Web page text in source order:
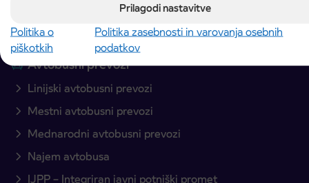
Prilagodi nastavitve
Politika o
piškotkih
Politika zasebnosti in varovanja osebnih
podatkov
Načrtujte pot
Avtobusni prevozi
Linijski avtobusni prevozi
Mestni avtobusni prevozi
Mednarodni avtobusni prevozi
Najem avtobusa
IJPP – Integriran javni potniški promet